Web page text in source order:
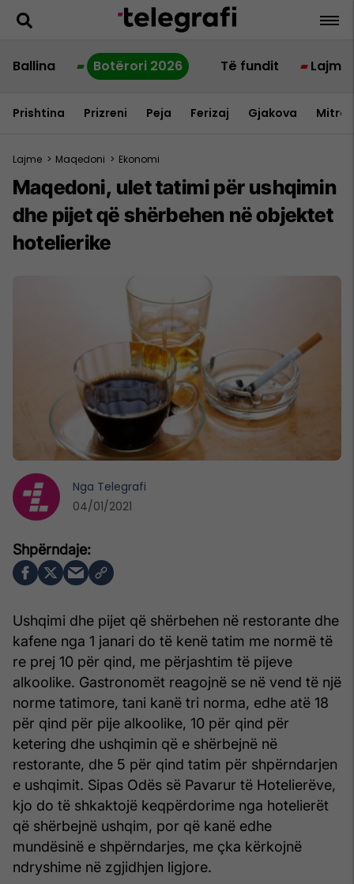
Ballina Botërori 2026 Të fundit Lajme
Prishtina Prizreni Peja Ferizaj Gjakova
Lajme > Maqedoni > Ekonomi
Maqedoni, ulet tatimi për ushqimin
dhe pijet që shërbehen në objektet
hotelierike
Ushqimi dhe pijet që shërbehen në restorante dhe
kafene nga 1 janari do të kenë tatim me normë të
re prej 10 për qind, me përjashtim të pijeve
alkoolike. Gastronomët reagojnë se në vend të një
norme tatimore, tani kanë tri norma, edhe atë 18
për qind për pije alkoolike, 10 për qind për
ketering dhe ushqimin që e shërbejnë në
restorante, dhe 5 për qind tatim për shpërndarjen
e ushqimit. Sipas Odës së Pavarur të Hotelierëve,
kjo do të shkaktojë keqpërdorime nga hotelierët
që shërbejnë ushqim, por që kanë edhe
mundësinë e shpërndarjes, me çka kërkojnë
ndryshime në zgjidhjen ligjore.
Nga Telegrafi
04/01/2021